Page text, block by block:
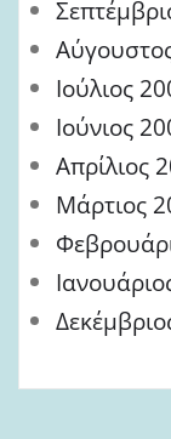
Ιούλιος
Ιούνιος
Απρίλιος
Μάρτιος